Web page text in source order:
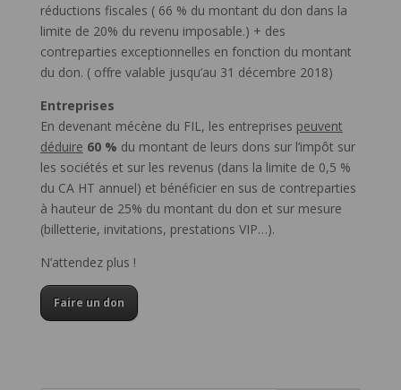
réductions fiscales ( 66 % du montant du don dans la
limite de 20% du revenu imposable.) + des
contreparties exceptionnelles en fonction du montant
du don. ( offre valable jusqu’au 31 décembre 2018)
Entreprises
En devenant mécène du FIL, les entreprises peuvent
déduire 60 % du montant de leurs dons sur l’impôt sur
les sociétés et sur les revenus (dans la limite de 0,5 %
du CA HT annuel) et bénéficier en sus de contreparties
à hauteur de 25% du montant du don et sur mesure
(billetterie, invitations, prestations VIP…).
N’attendez plus !
Faire un don